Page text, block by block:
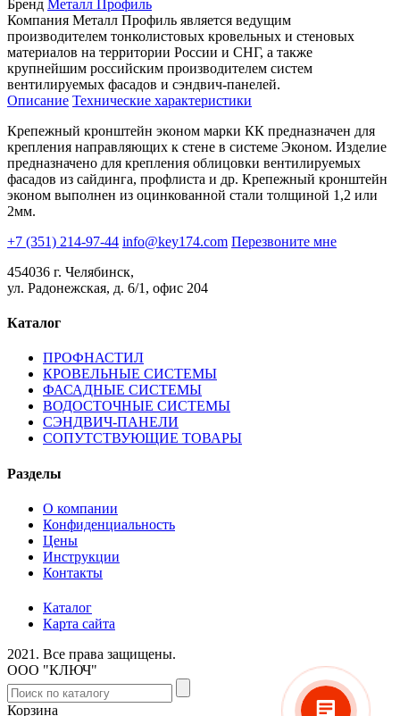
Бренд Металл Профиль
Компания Металл Профиль является ведущим
производителем тонколистовых кровельных и стеновых
материалов на территории России и СНГ, а также
крупнейшим российским производителем систем
вентилируемых фасадов и сэндвич-панелей.
Описание Технические характеристики
Крепежный кронштейн эконом марки КК предназначен для
крепления направляющих к стене в системе Эконом. Изделие
предназначено для крепления облицовки вентилируемых
фасадов из сайдинга, профлиста и др. Крепежный кронштейн
эконом выполнен из оцинкованной стали толщиной 1,2 или
2мм.
+7 (351) 214-97-44 info@key174.com Перезвоните мне
454036 г. Челябинск,
ул. Радонежская, д. 6/1, офис 204
Каталог
ПРОФНАСТИЛ
КРОВЕЛЬНЫЕ СИСТЕМЫ
ФАСАДНЫЕ СИСТЕМЫ
ВОДОСТОЧНЫЕ СИСТЕМЫ
СЭНДВИЧ-ПАНЕЛИ
СОПУТСТВУЮЩИЕ ТОВАРЫ
Разделы
О компании
Конфиденциальность
Цены
Инструкции
Контакты
Каталог
Карта сайта
2021. Все права защищены.
ООО "КЛЮЧ"
Корзина